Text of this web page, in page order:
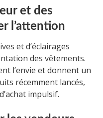
et des
l’attention
et d’éclairages
des vêtements.
l’envie et donnent un
récemment lancés,
impulsif.